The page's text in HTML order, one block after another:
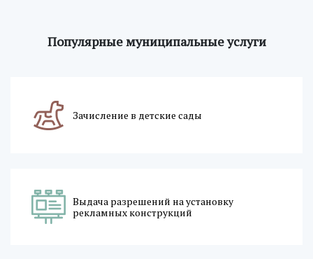
Популярные муниципальные услуги
Зачисление в детские сады
Выдача разрешений на установку
рекламных конструкций